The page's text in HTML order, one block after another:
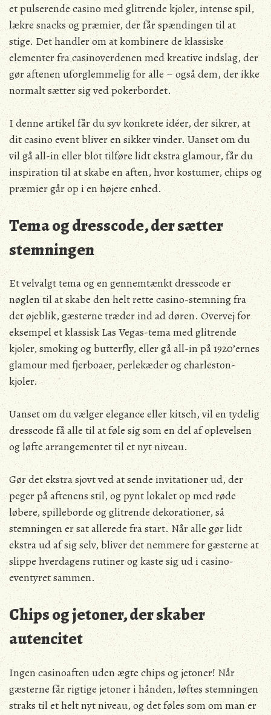
et pulserende casino med glitrende kjoler, intense spil,
lækre snacks og præmier, der får spændingen til at
stige. Det handler om at kombinere de klassiske
elementer fra casinoverdenen med kreative indslag, der
gør aftenen uforglemmelig for alle – også dem, der ikke
normalt sætter sig ved pokerbordet.
I denne artikel får du syv konkrete idéer, der sikrer, at
dit casino event bliver en sikker vinder. Uanset om du
vil gå all-in eller blot tilføre lidt ekstra glamour, får du
inspiration til at skabe en aften, hvor kostumer, chips og
præmier går op i en højere enhed.
Tema og dresscode, der sætter
stemningen
Et velvalgt tema og en gennemtænkt dresscode er
nøglen til at skabe den helt rette casino-stemning fra
det øjeblik, gæsterne træder ind ad døren. Overvej for
eksempel et klassisk Las Vegas-tema med glitrende
kjoler, smoking og butterfly, eller gå all-in på 1920’ernes
glamour med fjerboaer, perlekæder og charleston-
kjoler.
Uanset om du vælger elegance eller kitsch, vil en tydelig
dresscode få alle til at føle sig som en del af oplevelsen
og løfte arrangementet til et nyt niveau.
Gør det ekstra sjovt ved at sende invitationer ud, der
peger på aftenens stil, og pynt lokalet op med røde
løbere, spilleborde og glitrende dekorationer, så
stemningen er sat allerede fra start. Når alle gør lidt
ekstra ud af sig selv, bliver det nemmere for gæsterne at
slippe hverdagens rutiner og kaste sig ud i casino-
eventyret sammen.
Chips og jetoner, der skaber
autencitet
Ingen casinoaften uden ægte chips og jetoner! Når
gæsterne får rigtige jetoner i hånden, løftes stemningen
straks til et helt nyt niveau, og det føles som om man er